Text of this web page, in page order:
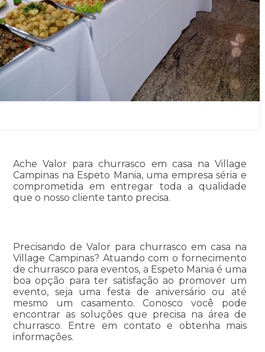
Ache Valor para churrasco em casa na Village
Campinas na Espeto Mania, uma empresa séria e
comprometida em entregar toda a qualidade
que o nosso cliente tanto precisa.
Precisando de Valor para churrasco em casa na
Village Campinas? Atuando com o fornecimento
de churrasco para eventos, a Espeto Mania é uma
boa opção para ter satisfação ao promover um
evento, seja uma festa de aniversário ou até
mesmo um casamento. Conosco você pode
encontrar as soluções que precisa na área de
churrasco. Entre em contato e obtenha mais
informações.